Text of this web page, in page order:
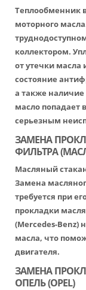
Теплообменник
моторного
коллектором.
от утечки масла
состояние
а также наличие
масло попадает
серьезным
ЗАМЕНА
ФИЛЬТРА
Масляный
Замена
требуется при
прокладки
(Mercedes-Benz)
масла, что
двигателя.
ЗАМЕНА
ОПЕЛЬ (OPEL)